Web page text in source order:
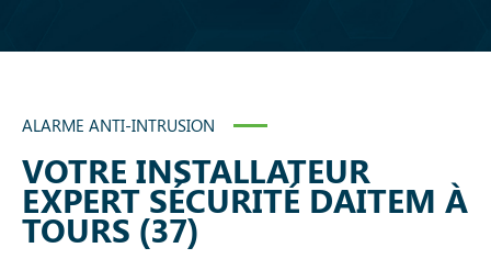
ALARME ANTI-INTRUSION
VOTRE INSTALLATEUR
EXPERT SÉCURITÉ DAITEM À
TOURS (37)